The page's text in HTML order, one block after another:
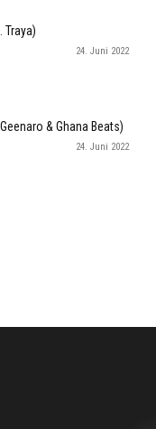
Traya)
24. Juni 2022
& Ghana Beats)
24. Juni 2022